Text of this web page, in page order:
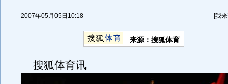
2007年05月05日10:18 [我
来源：搜狐体育
搜狐体育讯